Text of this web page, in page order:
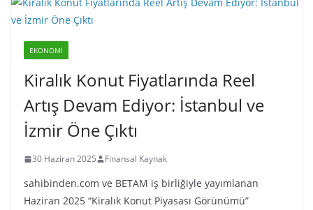
EKONOMI
Kiralık Konut Fiyatlarında Reel
Artış Devam Ediyor: İstanbul ve
İzmir Öne Çıktı
30 Haziran 2025 Finansal Kaynak
sahibinden.com ve BETAM iş birliğiyle yayımlanan
Haziran 2025 “Kiralık Konut Piyasası Görünümü”